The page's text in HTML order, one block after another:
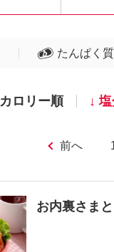
たんぱく質
カロリー順 塩
前へ
お内裏さま